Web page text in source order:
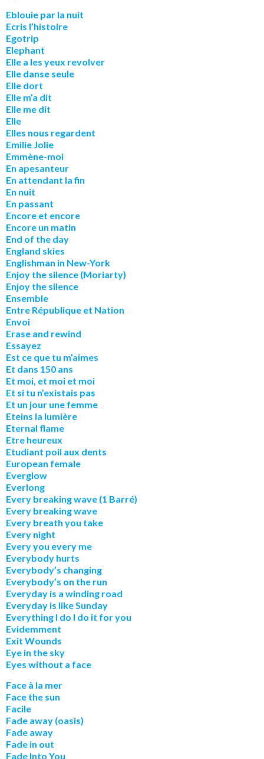
Eblouie par la nuit
Ecris l’histoire
Egotrip
Elephant
Elle a les yeux revolver
Elle danse seule
Elle dort
Elle m’a dit
Elle me dit
Elle
Elles nous regardent
Emilie Jolie
Emmène-moi
En apesanteur
En attendant la fin
En nuit
En passant
Encore et encore
Encore un matin
End of the day
England skies
Englishman in New-York
Enjoy the silence (Moriarty)
Enjoy the silence
Ensemble
Entre République et Nation
Envoi
Erase and rewind
Essayez
Est ce que tu m’aimes
Et dans 150 ans
Et moi, et moi et moi
Et si tu n’existais pas
Et un jour une femme
Eteins la lumière
Eternal flame
Etre heureux
Etudiant poil aux dents
European female
Everglow
Everlong
Every breaking wave (1 Barré)
Every breaking wave
Every breath you take
Every night
Every you every me
Everybody hurts
Everybody’s changing
Everybody’s on the run
Everyday is a winding road
Everyday is like Sunday
Everything I do I do it for you
Evidemment
Exit Wounds
Eye in the sky
Eyes without a face
Face à la mer
Face the sun
Facile
Fade away (oasis)
Fade away
Fade in out
Fade Into You